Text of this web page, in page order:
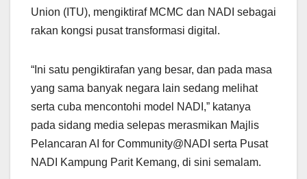
Union (ITU), mengiktiraf MCMC dan NADI sebagai
rakan kongsi pusat transformasi digital.
“Ini satu pengiktirafan yang besar, dan pada masa
yang sama banyak negara lain sedang melihat
serta cuba mencontohi model NADI,” katanya
pada sidang media selepas merasmikan Majlis
Pelancaran AI for Community@NADI serta Pusat
NADI Kampung Parit Kemang, di sini semalam.